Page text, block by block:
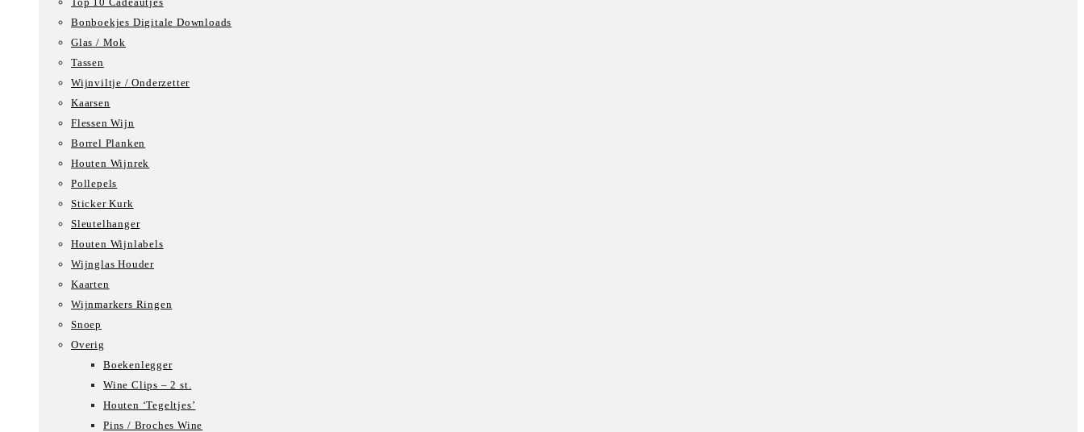
Bonboekjes Digitale Downloads
Glas / Mok
Tassen
Wijnviltje / Onderzetter
Kaarsen
Flessen Wijn
Borrel Planken
Houten Wijnrek
Pollepels
Sticker Kurk
Sleutelhanger
Houten Wijnlabels
Wijnglas Houder
Kaarten
Wijnmarkers Ringen
Snoep
Overig
Boekenlegger
Wine Clips – 2 st.
Houten ‘Tegeltjes’
Pins / Broches Wine